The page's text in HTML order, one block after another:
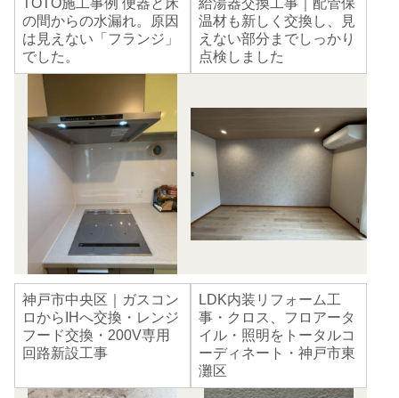
TOTO施工事例 便器と床
の間からの水漏れ。原因
は見えない「フランジ」
でした。
給湯器交換工事｜配管保
温材も新しく交換し、見
えない部分までしっかり
点検しました
神戸市中央区｜ガスコン
ロからIHへ交換・レンジ
フード交換・200V専用
回路新設工事
LDK内装リフォーム工
事・クロス、フロアータ
イル・照明をトータルコ
ーディネート・神戸市東
灘区